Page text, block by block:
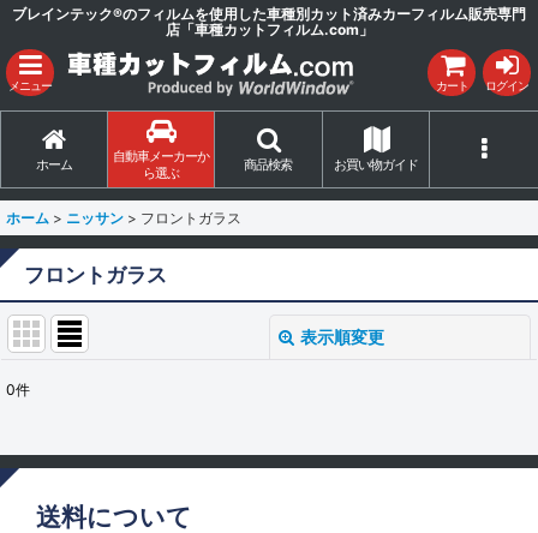
ブレインテック®のフィルムを使用した車種別カット済みカーフィルム販売専門
店「車種カットフィルム.com」
メニュー カート ログイン
ホーム
自動車メーカーか
ら選ぶ
商品検索 お買い物ガイド
ホーム > ニッサン > フロントガラス
フロントガラス
表示順変更
表示数
並び順:
0件
送料について